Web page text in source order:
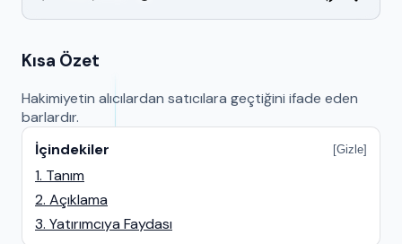
Kısa Özet
Hakimiyetin alıcılardan satıcılara geçtiğini ifade eden
barlardır.
İçindekiler
[Gizle]
1. Tanım
2. Açıklama
3. Yatırımcıya Faydası